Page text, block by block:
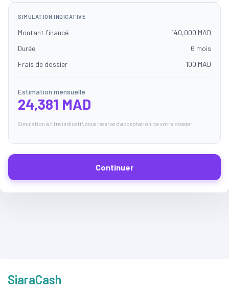
SIMULATION INDICATIVE
Montant financé
140,000 MAD
Durée
6 mois
Frais de dossier
100 MAD
Estimation mensuelle
24,381 MAD
Simulation à titre indicatif, sous réserve d'acceptation de votre dossier.
Continuer
SiaraCash